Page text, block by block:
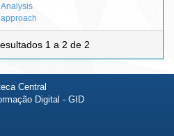
Analysis
approach
1 a 2 de 2
Central
Digital - GID